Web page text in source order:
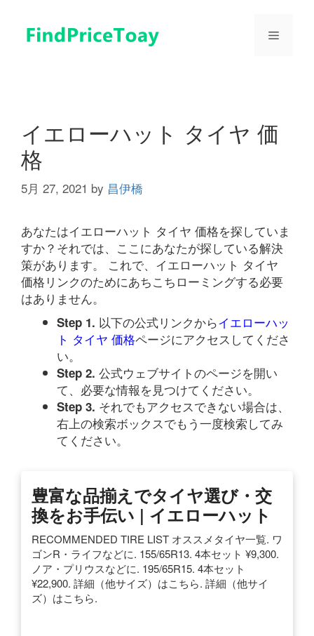
メ
イエローハット タイヤ 価
格
5月 27, 2021 by 昌伊橋
あなたはイエローハット タイヤ 価格を探していま
すか？それでは、ここにあなたが探している解決
策があります。 これで、イエローハット タイヤ
価格リンクのためにあちこちローミングする必要
はありません。
Step 1. 以下の公式リンクからイエローハッ
ト タイヤ 価格ページにアクセスしてくださ
い。
Step 2. 公式ウェブサイトのページを開い
て、必要な情報を見つけてください。
Step 3. それでもアクセスできない場合は、
右上の検索ボックスでもう一度検索してみ
てください。
豊富な品揃えでタイヤ選び・交
換をお手伝い | イエローハット
RECOMMENDED TIRE LIST オススメタイヤ一覧. ワ
ゴンR・ライフなどに. 155/65R13. 4本セット ¥9,300.
ノア・プリウスなどに. 195/65R15. 4本セット
¥22,900. 詳細（他サイズ）はこちら. 詳細（他サイ
ズ）はこちら.